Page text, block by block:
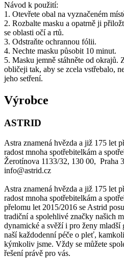
Návod k použití:
1. Otevřete obal na vyznačeném
2. Rozbalte masku a opatrně ji
se oblasti očí a rtů.
3. Odstraňte ochrannou fólii.
4. Nechte masku působit 10 minut.
5. Masku jemně stáhněte od okrajů.
obličeji tak, aby se zcela vstřebalo,
jeho setření.
Výrobce
ASTRID
Astra znamená hvězda a již 175 let
radost mnoha spotřebitelkám a
Žerotínova 1133/32, 130 00, Praha
info@astrid.cz
Astra znamená hvězda a již 175 let
radost mnoha spotřebitelkám a
přelomu let 2015/2016 se Astrid
tradiční a spolehlivé značky našich
dynamické a svěží i pro ženy mladší
naší každodenní péče o pleť,
kýmkoliv jsme. Vždy se můžete
řešení právě pro vás.